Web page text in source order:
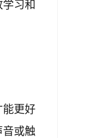
习和
能更好
或触